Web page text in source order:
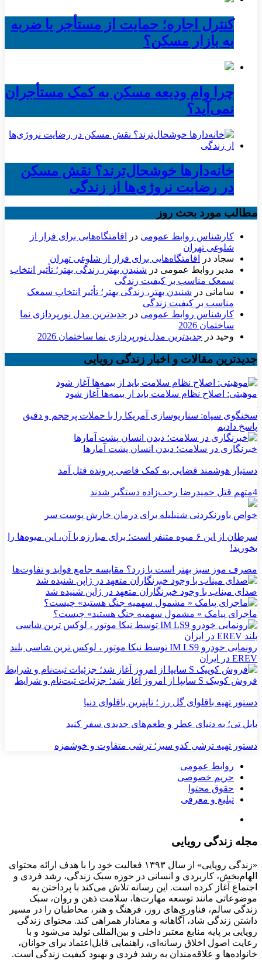
کنترل اجاره؛ حمایت از مستأجر یا ضربه
به بازار مسکن؟
چرا وام ودیعه مسکن به کمک مستأجران
نمی‌آید؟
خانه‌دارها خوشحال‌ترند؟ نقش مسکن
در رضایت نروژی‌ها از زندگی
مطالب مورد بحث روز
کارشناس روابط عمومی در
اقامتگاه‌هایی برای فرار از
شلوغی تهران
سجاد در
اقامتگاه‌هایی برای فرار از شلوغی تهران
مدیر روابط عمومی در شنیدن بهتر، زندگی بهتر؛ تأثیر انتخاب
سمعک مناسب بر کیفیت زندگی
سامانی در شنیدن بهتر، زندگی بهتر؛ تأثیر انتخاب سمعک
مناسب بر کیفیت زندگی
کارشناس روابط عمومی در جدیدترین مدل نورپردازی نما
ساختمان 2026
وحید در جدیدترین مدل نورپردازی نما ساختمان 2026
جدیدترین مقالات و اخبار زندگی رویایی
موهبتی: اصلاح نظام سلامت باید از بیمه‌ها آغاز شود
سخنگوی سپاه: سناریوسازی آمریکا را با حملات پرحجم‌‌ و دقیق‌
پاسخ دادیم
خبرنگاری در سلامت؛ دیدن انسان پشت آمارها
دستیار هوشمند قضایی به کمک قاضی پرونده قتل آمد
4متهم قتل حمیدرضا رجب‌زاده دستگیر شدند
خواص باورنکردنی شنبلیله برای درمان خارش پوست سر
سرطان از این ۶ میوه متنفر است؛ برای مبارزه با آن، این میوه‌ها را
بخورید!
مصرف موز سبز بهتر است یا زرد؟ مقایسه جامع فواید و تفاوت‌ها
صدای میناب با وجود خبرنگاران متعهد در ژاپن شنیده شد
ماجرای پیامک « مشمول سهمیه جنگ هستید» چیست؟
رونمایی خودرو IM LS9 توسط نیکا موتور ، لوکس ترین شاسی بلند
EREV در ایران
فروش کوییک S سایپا از امروز آغاز شد؛ جزئیات ثبت‌نام و شرایط
دستور تهیه باقلوای گل رز ؛ تاپترین باقلوای دنیا
بابل تی؛ به دنیای عطر و طعم‌های جدیدی سفر کنید
دستور تهیه ترشی کدو سبز؛ ترشی متفاوت و خوشمزه
روابط عمومی
حریم خصوصی
حقوق محتوا
تبلیغ و معرفی
مجله زندگی رویایی
«زندگی رویایی» از سال ۱۳۹۳ فعالیت خود را با هدف ارائه محتوای
الهام‌بخش، کاربردی و انسانی در حوزه سبک زندگی، رشد فردی و
اجتماع آغاز کرده است. این رسانه تلاش می‌کند با پرداختن به
موضوعاتی مانند توسعه مهارت‌ها، سلامت ذهن و روان، سبک
زندگی سالم، فناوری‌های روز، فرهنگ و هنر، مخاطبان را در مسیر
داشتن زندگی شاد، آگاهانه و معنادار همراهی کند. محتوای زندگی
رویایی بر پایه منابع معتبر داخلی و بین‌المللی تولید می‌شود و با
رعایت اصول اخلاق رسانه‌ای، راهنمایی قابل‌اعتماد برای جوانان،
خانواده‌ها و علاقه‌مندان به رشد فردی و بهبود کیفیت زندگی است.